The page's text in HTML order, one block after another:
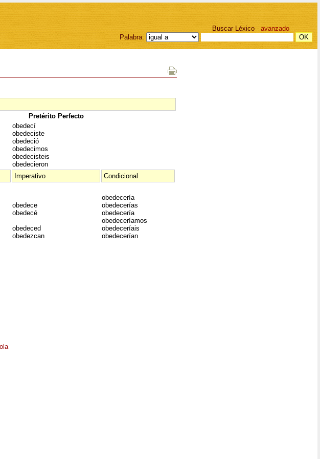
Buscar Léxico avanzado
Palabra:
Pretérito Perfecto
obedecí
obedeciste
obedeció
obedecimos
obedecisteis
obedecieron
Imperativo
Condicional
obedece
obedecé
obedeced
obedezcan
obedecería
obedecerías
obedecería
obedeceríamos
obedeceríais
obedecerían